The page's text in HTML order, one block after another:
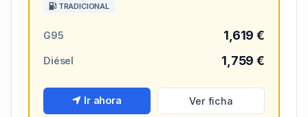
TRADICIONAL
G95 1,619 €
Diésel 1,759 €
Ir ahora Ver ficha